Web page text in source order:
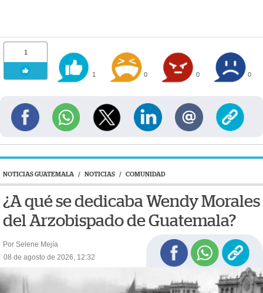
1
1 0 0 0
NOTICIAS GUATEMALA / NOTICIAS / COMUNIDAD
¿A qué se dedicaba Wendy Morales
del Arzobispado de Guatemala?
Por Selene Mejía
08 de agosto de 2026, 12:32